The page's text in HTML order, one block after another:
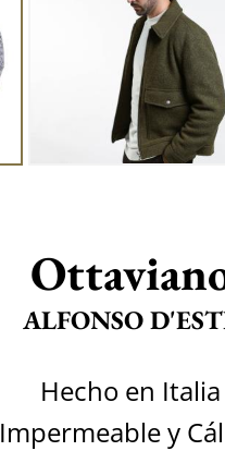
ALFONSO
Hecho en Italia
Impermeable y